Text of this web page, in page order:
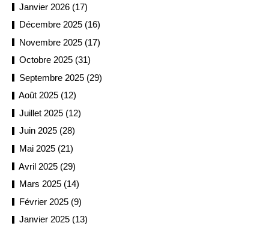
Janvier 2026 (17)
Décembre 2025 (16)
Novembre 2025 (17)
Octobre 2025 (31)
Septembre 2025 (29)
Août 2025 (12)
Juillet 2025 (12)
Juin 2025 (28)
Mai 2025 (21)
Avril 2025 (29)
Mars 2025 (14)
Février 2025 (9)
Janvier 2025 (13)